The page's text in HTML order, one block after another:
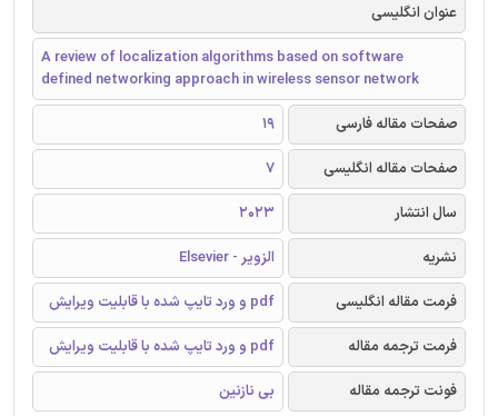
عنوان انگلیسی
A review of localization algorithms based on software
defined networking approach in wireless sensor network
صفحات مقاله فارسی
19
صفحات مقاله انگلیسی
7
سال انتشار
2023
نشریه
الزویر - Elsevier
فرمت مقاله انگلیسی
pdf و ورد تایپ شده با قابلیت ویرایش
فرمت ترجمه مقاله
pdf و ورد تایپ شده با قابلیت ویرایش
فونت ترجمه مقاله
بی نازنین